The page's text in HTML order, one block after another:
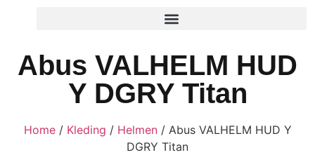
Abus VALHELM HUD
Y DGRY Titan
Home/ Kleding / Helmen/ Abus VALHELM HUD Y
DGRY Titan